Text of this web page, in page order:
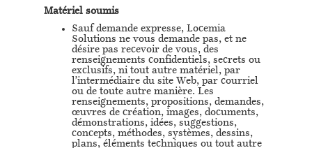
Matériel soumis
Sauf demande expresse, Locemia
Solutions ne vous demande pas, et ne
désire pas recevoir de vous, des
renseignements confidentiels, secrets ou
exclusifs, ni tout autre matériel, par
l’intermédiaire du site Web, par courriel
ou de toute autre manière. Les
renseignements, propositions, demandes,
œuvres de création, images, documents,
démonstrations, idées, suggestions,
concepts, méthodes, systèmes, dessins,
plans, éléments techniques ou tout autre